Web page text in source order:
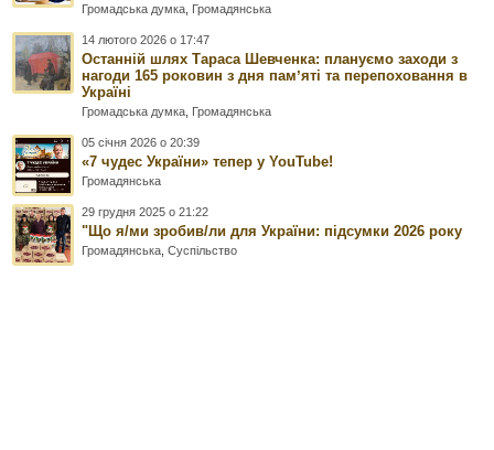
Громадська думка Громадянська
14 лютого 2026 о 17:47
Останній шлях Тараса Шевченка: плануємо заходи з
нагоди 165 роковин з дня памʼяті та перепоховання в
Україні
Громадська думка Громадянська
05 січня 2026 о 20:39
«7 чудес України» тепер у YouTube!
Громадянська
29 грудня 2025 о 21:22
"Що я/ми зробив/ли для України: підсумки 2026 року
Громадянська ,Суспільство